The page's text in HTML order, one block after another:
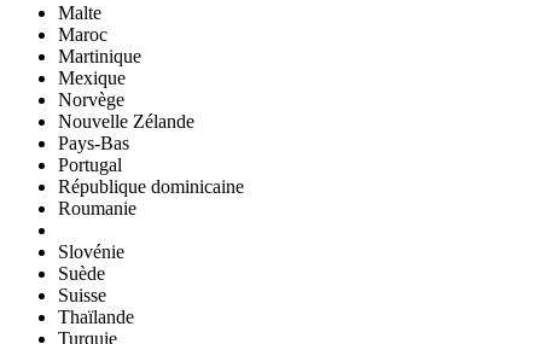
Malte
Maroc
Martinique
Mexique
Norvège
Nouvelle Zélande
Pays-Bas
Portugal
République dominicaine
Roumanie
Slovénie
Suède
Suisse
Thaïlande
Turquie